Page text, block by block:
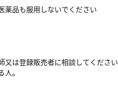
薬品も服用しないでください
又は登録販売者に相談してください
。